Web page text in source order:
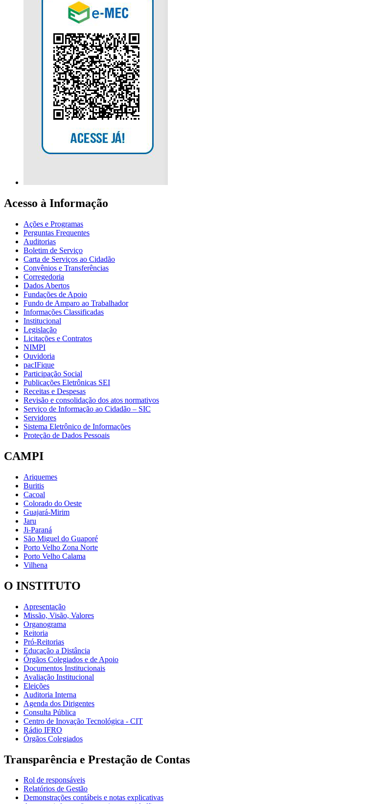
Acesso à Informação
Ações e Programas
Perguntas Frequentes
Auditorias
Boletim de Serviço
Carta de Serviços ao Cidadão
Convênios e Transferências
Corregedoria
Dados Abertos
Fundações de Apoio
Fundo de Amparo ao Trabalhador
Informações Classificadas
Institucional
Legislação
Licitações e Contratos
NIMPI
Ouvidoria
pacIFique
Participação Social
Publicações Eletrônicas SEI
Receitas e Despesas
Revisão e consolidação dos atos normativos
Serviço de Informação ao Cidadão – SIC
Servidores
Sistema Eletrônico de Informações
Proteção de Dados Pessoais
CAMPI
Ariquemes
Buritis
Cacoal
Colorado do Oeste
Guajará-Mirim
Jaru
Ji-Paraná
São Miguel do Guaporé
Porto Velho Zona Norte
Porto Velho Calama
Vilhena
O INSTITUTO
Apresentação
Missão, Visão, Valores
Organograma
Reitoria
Pró-Reitorias
Educação a Distância
Órgãos Colegiados e de Apoio
Documentos Institucionais
Avaliação Institucional
Eleições
Auditoria Interna
Agenda dos Dirigentes
Consulta Pública
Centro de Inovação Tecnológica - CIT
Rádio IFRO
Órgãos Colegiados
Transparência e Prestação de Contas
Rol de responsáveis
Relatórios de Gestão
Demonstrações contábeis e notas explicativas